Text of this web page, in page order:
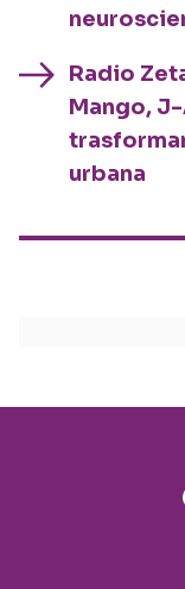
Radio
Mango,
urbana